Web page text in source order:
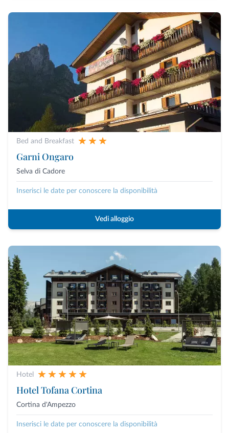
Bed and Breakfast
Garni Ongaro
Selva di Cadore
Inserisci le date per conoscere la disponibilità
Vedi alloggio
Hotel
Hotel Tofana Cortina
Cortina d'Ampezzo
Inserisci le date per conoscere la disponibilità